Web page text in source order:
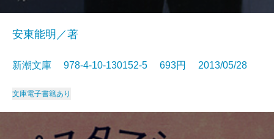
安東能明／著
新潮文庫 978-4-10-130152-5 693円 2013/05/28
文庫電子書籍あり